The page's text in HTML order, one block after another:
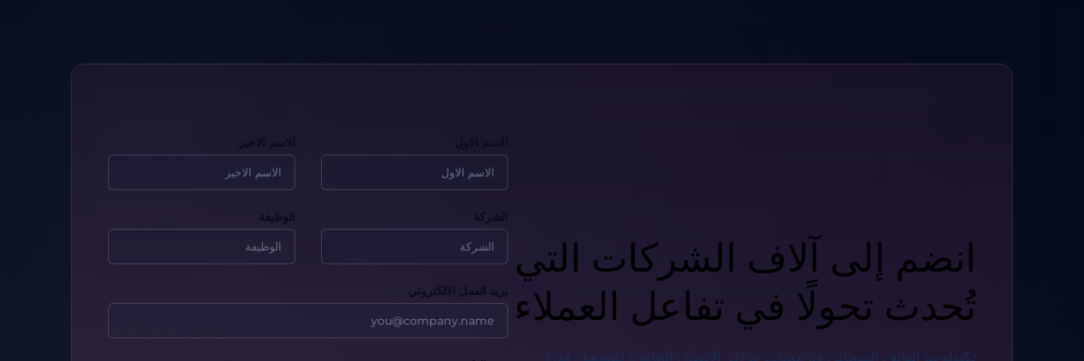
انضم إلى آلاف الشركات التي
تُحدث تحولًا في تفاعل العملاء
تكنولوجيا الهاتف السحابي وبرمجيات مراكز الاتصال الجاهزة للتشغيل فورًا
الاسم الاول الاسم الاخير
الشركة الوظيفة
بريد العمل الالكتروني